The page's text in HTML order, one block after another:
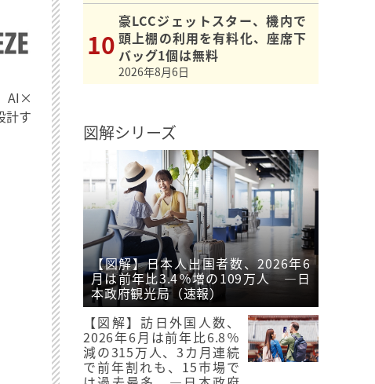
AI×
計す
豪LCCジェットスター、機内で
頭上棚の利用を有料化、座席下
バッグ1個は無料
2026年8月6日
図解シリーズ
【図解】日本人出国者数、2026年6
月は前年比3.4％増の109万人 ―日
本政府観光局（速報）
【図解】訪日外国人数、
2026年6月は前年比6.8％
減の315万人、3カ月連続
で前年割れも、15市場で